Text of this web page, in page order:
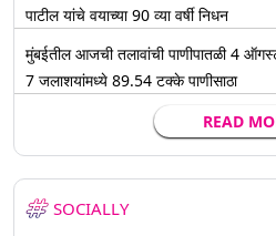
पाटील यांचे वयाच्या 90 व्या वर्षी निधन
मुंबईतील आजची तलावांची पाणीपातळी 4
7 जलाशयांमध्ये 89.54 टक्के पाणीसाठा
READ
SOCIALLY